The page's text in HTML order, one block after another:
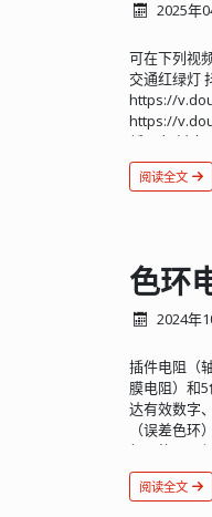
开头是
等。 注：
还含有如何
现的。DTLS
跑不起来。
实跟 HTTP
ID，URI-
coap://
外）。而
发送请求。
订阅与发布
需要定期去
表 CoAP 的
Registration
主题发生内
Observe
务器端移除
时，检测到
率也极低。
到，随着时
库按主键排
Windows 11
类型 长度 示
无规律的 ID
量），ULID
方案更安全
储空间极度
ID（Int/
序，非常适
B+Tree 索
结 ULID 是
2025年
可在下列视
交通红绿灯
https://
https://
纸风车 抖音
https://
10 神奇灯泡
阅读全文
色环
2024年
插件电阻（
膜电阻）和
达有效数字
（误差色
征可能不是
第一环。 方
差环色：棕
阅读全文